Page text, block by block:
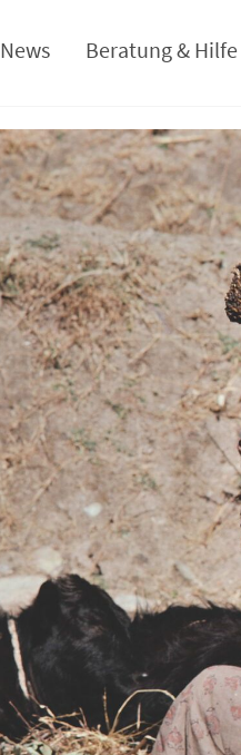
News Beratung & Hilfe